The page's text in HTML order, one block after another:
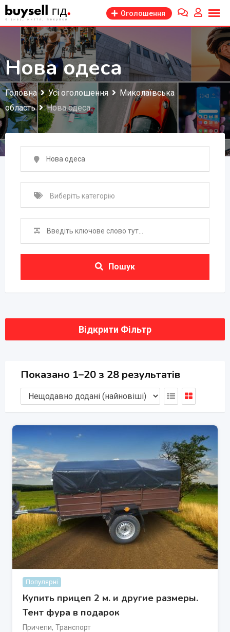
Перейти
до
змісту
Оголошення
Нова одеса
Головна Усі оголошення
Миколаївська
область
Нова одеса
Пошук
Відкрити Фільтр
Показано 1–20 з 28 результатів
Популярні
Купить прицеп 2 м. и другие размеры.
Тент фура в подарок
Причепи, Транспорт